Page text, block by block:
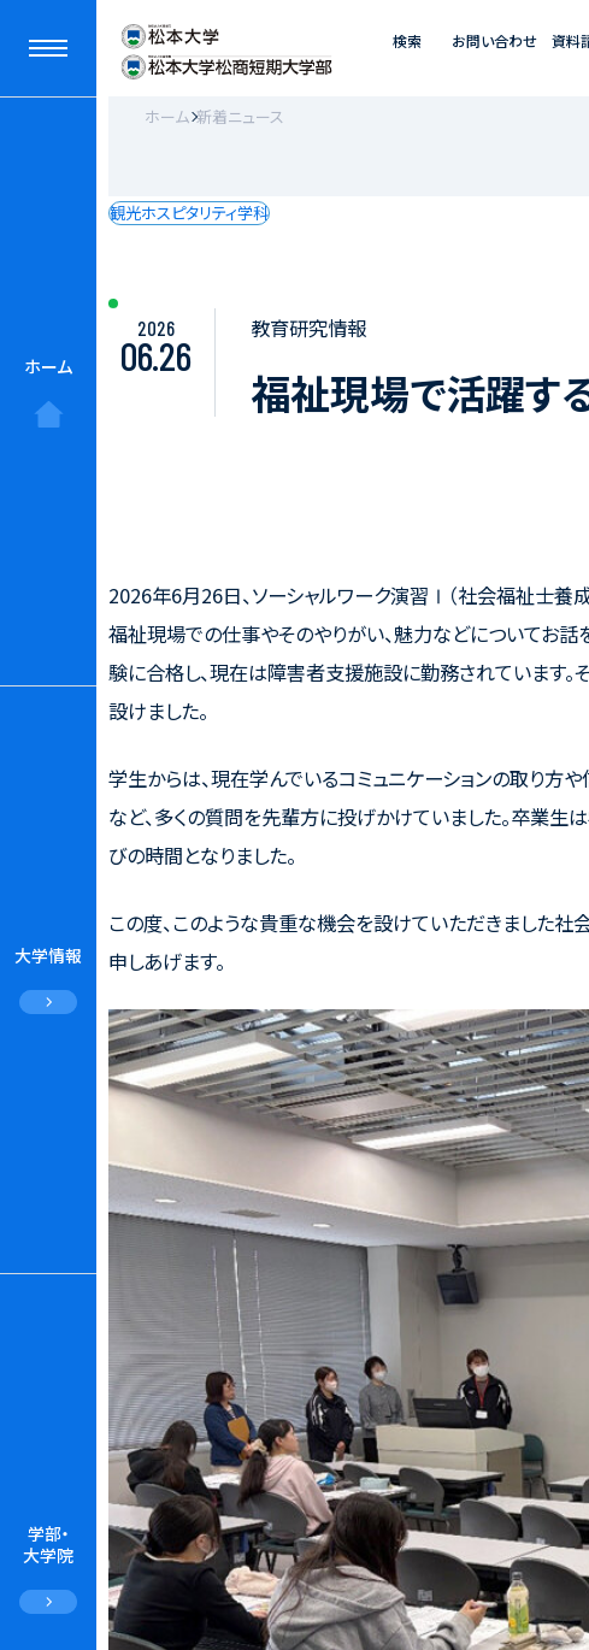
ホーム
大学情報
学部・
大学院
検索 お問い合わせ 資料
ホーム 新着ニュース
観光ホスピタリティ学科
2026
06.26
教育研究情報
福祉現場で活躍す
2026年6月26日、ソーシャルワーク演習Ⅰ（社会福祉士養
福祉現場での仕事やそのやりがい、魅力などについてお
験に合格し、現在は障害者支援施設に勤務されています
設けました。
学生からは、現在学んでいるコミュニケーションの取り方
など、多くの質問を先輩方に投げかけていました。卒業生
びの時間となりました。
この度、このような貴重な機会を設けていただきました
申しあげます。